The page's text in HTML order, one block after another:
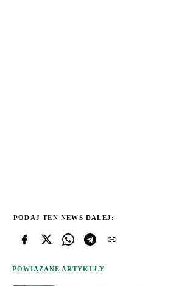
PODAJ TEN NEWS DALEJ:
POWIĄZANE ARTYKUŁY